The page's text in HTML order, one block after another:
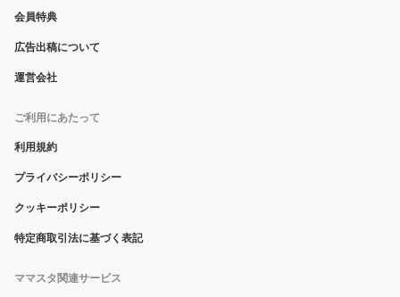
会員特典
広告出稿について
運営会社
ご利用にあたって
利用規約
プライバシーポリシー
クッキーポリシー
特定商取引法に基づく表記
ママスタ関連サービス